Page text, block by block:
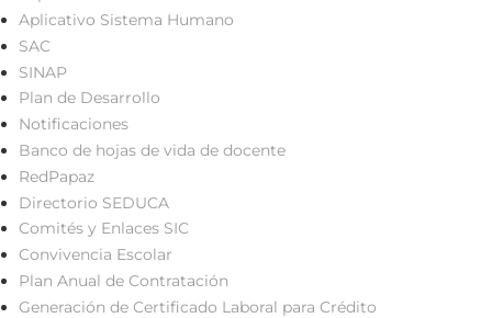
Aplicativo Sistema Humano
SAC
SINAP
Plan de Desarrollo
Notificaciones
Banco de hojas de vida de docente
RedPapaz
Directorio SEDUCA
Comités y Enlaces SIC
Convivencia Escolar
Plan Anual de Contratación
Generación de Certificado Laboral para Crédito